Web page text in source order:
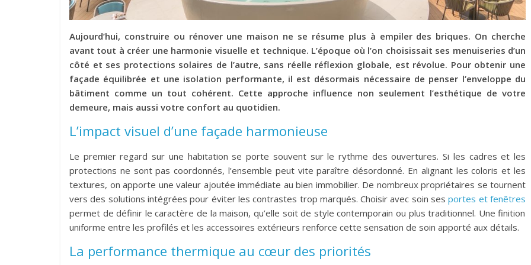
Aujourd’hui, construire ou rénover une maison ne se résume plus à empiler des briques. On cherche
avant tout à créer une harmonie visuelle et technique. L’époque où l’on choisissait ses menuiseries d’un
côté et ses protections solaires de l’autre, sans réelle réflexion globale, est révolue. Pour obtenir une
façade équilibrée et une isolation performante, il est désormais nécessaire de penser l’enveloppe du
bâtiment comme un tout cohérent. Cette approche influence non seulement l’esthétique de votre
demeure, mais aussi votre confort au quotidien.
L’impact visuel d’une façade harmonieuse
Le premier regard sur une habitation se porte souvent sur le rythme des ouvertures. Si les cadres et les
protections ne sont pas coordonnés, l’ensemble peut vite paraître désordonné. En alignant les coloris et les
textures, on apporte une valeur ajoutée immédiate au bien immobilier. De nombreux propriétaires se tournent
vers des solutions intégrées pour éviter les contrastes trop marqués. Choisir avec soin sesportes et fenêtres
permet de définir le caractère de la maison, qu’elle soit de style contemporain ou plus traditionnel. Une finition
uniforme entre les profilés et les accessoires extérieurs renforce cette sensation de soin apporté aux détails.
La performance thermique au cœur des priorités